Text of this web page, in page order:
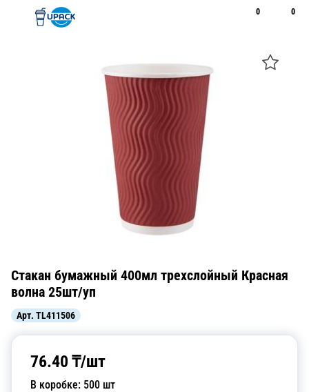
0 0
Стакан бумажный 400мл трехслойный Красная
волна 25шт/уп
Арт. TL411506
76.40 ₸/шт
В коробке: 500 шт